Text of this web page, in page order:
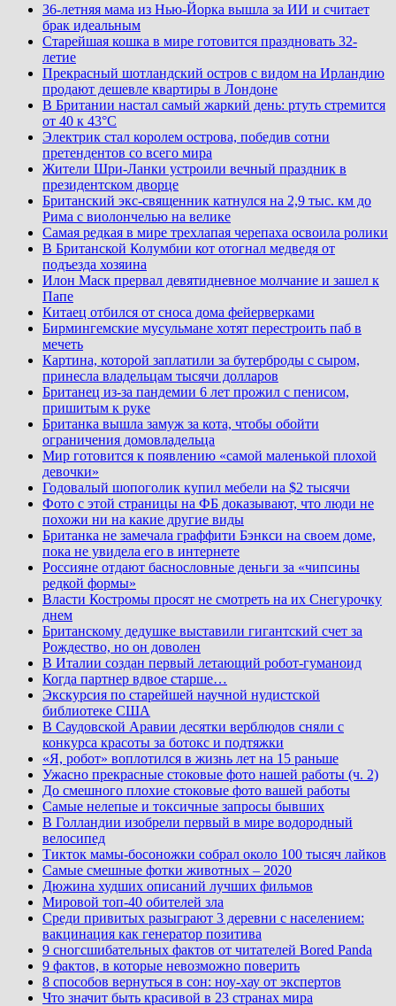
36-летняя мама из Нью-Йорка вышла за ИИ и считает
брак идеальным
Старейшая кошка в мире готовится праздновать 32-
летие
Прекрасный шотландский остров с видом на Ирландию
продают дешевле квартиры в Лондоне
В Британии настал самый жаркий день: ртуть стремится
от 40 к 43°C
Электрик стал королем острова, победив сотни
претендентов со всего мира
Жители Шри-Ланки устроили вечный праздник в
президентском дворце
Британский экс-священник катнулся на 2,9 тыс. км до
Рима с виолончелью на велике
Самая редкая в мире трехлапая черепаха освоила ролики
В Британской Колумбии кот отогнал медведя от
подъезда хозяина
Илон Маск прервал девятидневное молчание и зашел к
Папе
Китаец отбился от сноса дома фейерверками
Бирмингемские мусульмане хотят перестроить паб в
мечеть
Картина, которой заплатили за бутерброды с сыром,
принесла владельцам тысячи долларов
Британец из-за пандемии 6 лет прожил с пенисом,
пришитым к руке
Британка вышла замуж за кота, чтобы обойти
ограничения домовладельца
Мир готовится к появлению «самой маленькой плохой
девочки»
Годовалый шопоголик купил мебели на $2 тысячи
Фото с этой страницы на ФБ доказывают, что люди не
похожи ни на какие другие виды
Британка не замечала граффити Бэнкси на своем доме,
пока не увидела его в интернете
Россияне отдают баснословные деньги за «чипсины
редкой формы»
Власти Костромы просят не смотреть на их Снегурочку
днем
Британскому дедушке выставили гигантский счет за
Рождество, но он доволен
В Италии создан первый летающий робот-гуманоид
Когда партнер вдвое старше…
Экскурсия по старейшей научной нудистской
библиотеке США
В Саудовской Аравии десятки верблюдов сняли с
конкурса красоты за ботокс и подтяжки
«Я, робот» воплотился в жизнь лет на 15 раньше
Ужасно прекрасные стоковые фото нашей работы (ч. 2)
До смешного плохие стоковые фото вашей работы
Самые нелепые и токсичные запросы бывших
В Голландии изобрели первый в мире водородный
велосипед
Тикток мамы-босоножки собрал около 100 тысяч лайков
Самые смешные фотки животных – 2020
Дюжина худших описаний лучших фильмов
Мировой топ-40 обителей зла
Среди привитых разыграют 3 деревни с населением:
вакцинация как генератор позитива
9 сногсшибательных фактов от читателей Bored Panda
9 фактов, в которые невозможно поверить
8 способов вернуться в сон: ноу-хау от экспертов
Что значит быть красивой в 23 странах мира